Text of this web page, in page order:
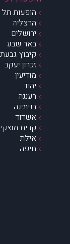
הופעות תל
הרצליה
ירושלים
באר שבע
קיבוץ
זכרון יעקב
מודיעין
יהוד
רעננה
בנימינה
אשדוד
קרית
אילת
חיפה